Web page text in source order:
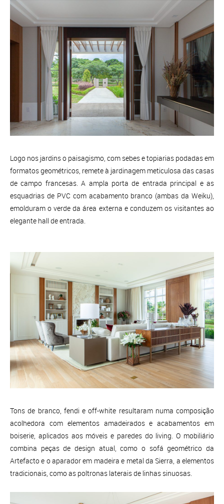
Logo nos jardins o paisagismo, com sebes e topiarias podadas em
formatos geométricos, remete à jardinagem meticulosa das casas
de campo francesas. A ampla porta de entrada principal e as
esquadrias de PVC com acabamento branco (ambas da Weiku),
emolduram o verde da área externa e conduzem os visitantes ao
elegante hall de entrada.
Tons de branco, fendi e off-white resultaram numa composição
acolhedora com elementos amadeirados e acabamentos em
boiserie, aplicados aos móveis e paredes do living. O mobiliário
combina peças de design atual, como o sofá geométrico da
Artefacto e o aparador em madeira e metal da Sierra, a elementos
tradicionais, como as poltronas laterais de linhas sinuosas.